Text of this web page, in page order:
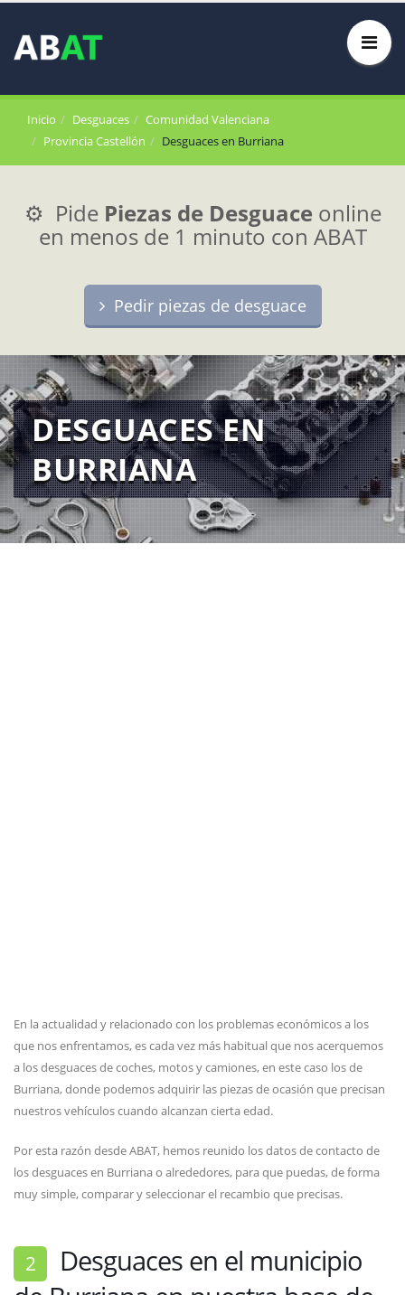
Inicio Desguaces
Comunidad Valenciana
Provincia Castellón
Desguaces en Burriana
⚙️ Pide Piezas de Desguace online
en menos de 1 minuto con ABAT
Pedir piezas de desguace
DESGUACES EN
BURRIANA
En la actualidad y relacionado con los problemas económicos a los
que nos enfrentamos, es cada vez más habitual que nos acerquemos
a los desguaces de coches, motos y camiones, en este caso los de
Burriana, donde podemos adquirir las piezas de ocasión que precisan
nuestros vehículos cuando alcanzan cierta edad.
Por esta razón desde ABAT, hemos reunido los datos de contacto de
los desguaces en Burriana o alrededores, para que puedas, de forma
muy simple, comparar y seleccionar el recambio que precisas.
2 Desguaces en el municipio